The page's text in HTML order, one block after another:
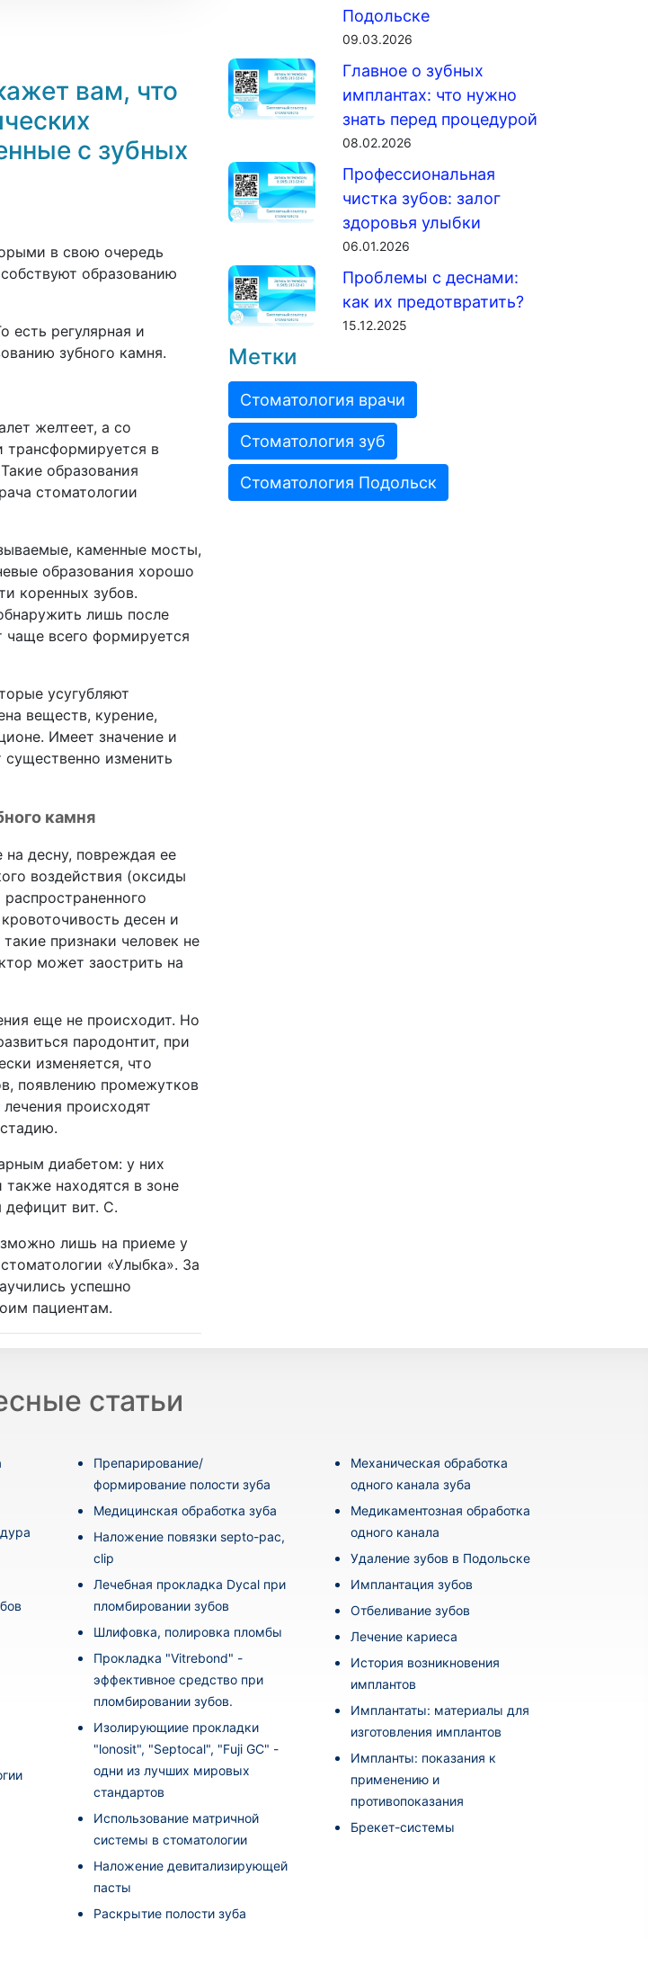
вам, что
с зубных
в свою очередь
образованию
есть регулярная и
зубного камня.
желтеет, а со
трансформируется в
образования
стоматологии
каменные мосты,
образования хорошо
коренных зубов.
лишь после
чаще всего формируется
усугубляют
веществ, курение,
Имеет значение и
изменить
камня
десну, повреждая ее
воздействия (оксиды
десен и
признаки человек не
может заострить на
еще не происходит. Но
пародонтит, при
изменяется, что
появлению промежутков
происходят
диабетом: у них
находятся в зоне
дефицит вит. С.
лишь на приеме у
«Улыбка». За
успешно
пациентам.
Подольске
09.03.2026
Главное о зубных
имплантах: что нужно
знать перед процедурой
08.02.2026
Профессиональная
чистка зубов: залог
здоровья улыбки
06.01.2026
Проблемы с деснами:
как их предотвратить?
15.12.2025
Метки
Стоматология врачи
Стоматология зуб
Стоматология Подольск
статьи
Препарирование/
формирование полости зуба
Медицинская обработка зуба
Наложение повязки septo-pac,
clip
Лечебная прокладка Dycal при
пломбировании зубов
Шлифовка, полировка пломбы
Прокладка "Vitrebond" -
эффективное средство при
пломбировании зубов.
Изолирующиие прокладки
"lonosit", "Septocal", "Fuji GC" -
одни из лучших мировых
стандартов
Использование матричной
системы в стоматологии
Наложение девитализирующей
пасты
Раскрытие полости зуба
Механическая обработка
одного канала зуба
Медикаментозная обработка
одного канала
Удаление зубов в Подольске
Имплантация зубов
Отбеливание зубов
Лечение кариеса
История возникновения
имплантов
Имплантаты: материалы для
изготовления имплантов
Импланты: показания к
применению и
противопоказания
Брекет-системы